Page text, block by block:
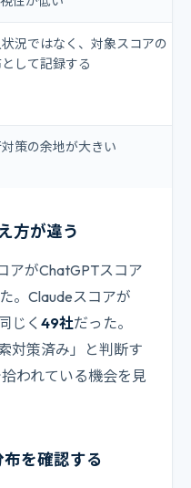
況ではなく、対象スコアの
して記録する
策の余地が大きい
方が違う
アがChatGPTスコア
。Claudeスコアが
じく 49社だった。
対策済み」と判断す
われている機会を見
を確認する